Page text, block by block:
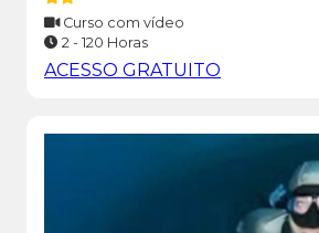
Curso com vídeo
2 - 120 Horas
ACESSO GRATUITO